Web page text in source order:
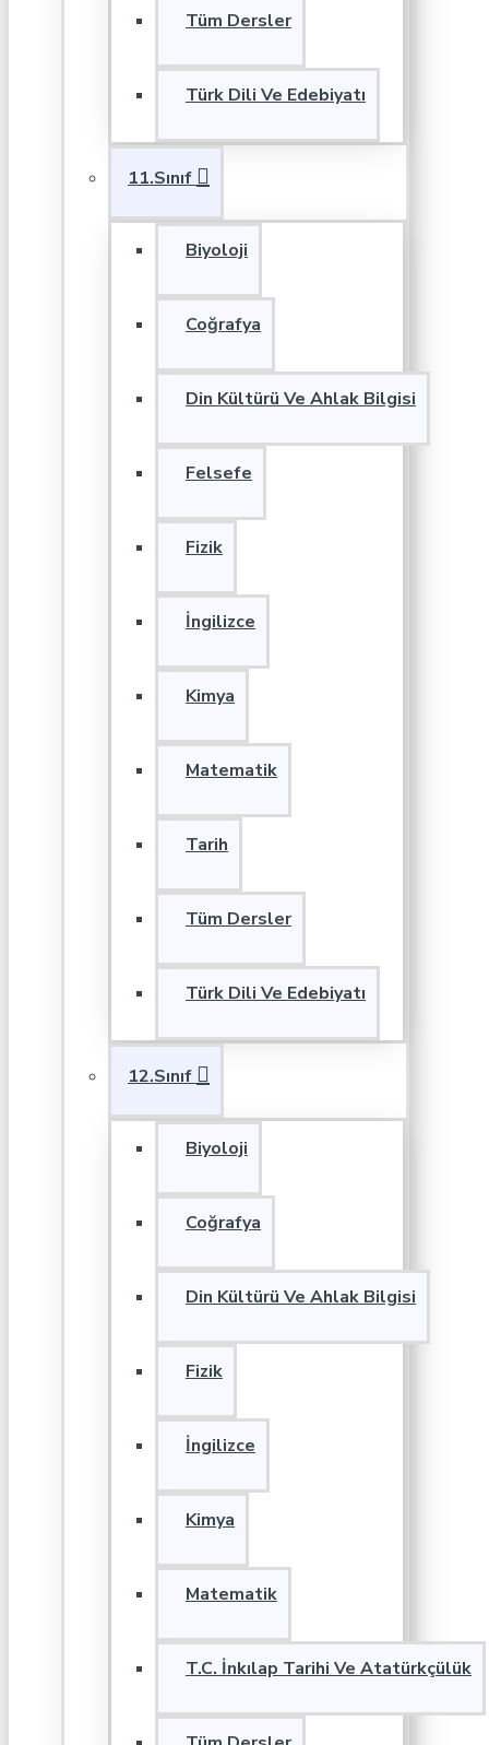
Tüm Dersler
Türk Dili Ve Edebiyatı
11.Sınıf
Biyoloji
Coğrafya
Din Kültürü Ve Ahlak Bilgisi
Felsefe
Fizik
İngilizce
Kimya
Matematik
Tarih
Tüm Dersler
Türk Dili Ve Edebiyatı
12.Sınıf
Biyoloji
Coğrafya
Din Kültürü Ve Ahlak Bilgisi
Fizik
İngilizce
Kimya
Matematik
T.C. İnkılap Tarihi Ve Atatürkçülük